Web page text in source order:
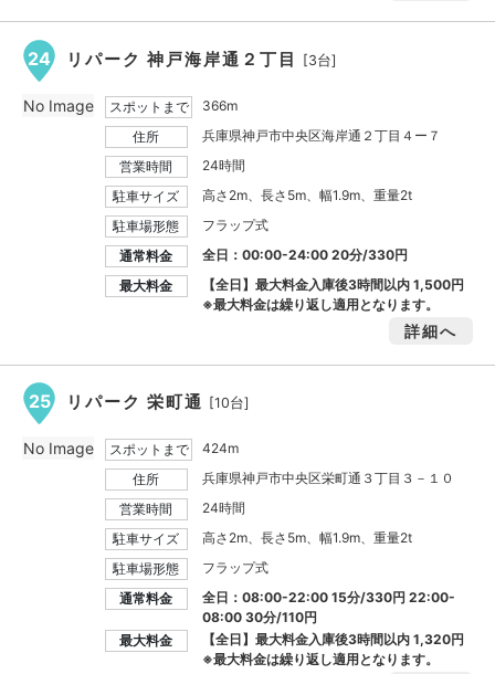
24 リパーク 神戸海岸通２丁目 [3台]
スポットまで
366m
住所
兵庫県神戸市中央区海岸通２丁目４ー７
営業時間
24時間
駐車サイズ
高さ2m、長さ5m、幅1.9m、重量2t
駐車場形態
フラップ式
通常料金
全日：00:00-24:00 20分/330円
最大料金
【全日】最大料金入庫後3時間以内1,500円
※最大料金は繰り返し適用となります。
詳細へ
No Image
25 リパーク 栄町通 [10台]
スポットまで
424m
住所
兵庫県神戸市中央区栄町通３丁目３－１０
営業時間
24時間
駐車サイズ
高さ2m、長さ5m、幅1.9m、重量2t
駐車場形態
フラップ式
通常料金
全日：08:00-22:00 15分/330円 22:00-
08:00 30分/110円
最大料金
【全日】最大料金入庫後3時間以内1,320円
※最大料金は繰り返し適用となります。
No Image